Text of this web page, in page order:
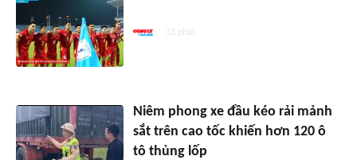
33 phút
Niêm phong xe đầu kéo rải mảnh
sắt trên cao tốc khiến hơn 120 ô
tô thủng lốp